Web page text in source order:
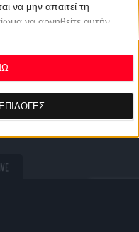
να μην απαιτεί τη
να αρνηθείτε αυτήν
πάσα στιγμή
και κάνοντας κλικ στο
ιστοσελίδας.